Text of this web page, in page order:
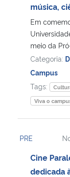
Secretaria de Governo
Gabinete de Segurança
Advocacia-Geral da
Banco Central do Brasil
música,
Em
meio da
Categoria:
Campus
Tags:
Viva o
PRE
Cine
dedicada